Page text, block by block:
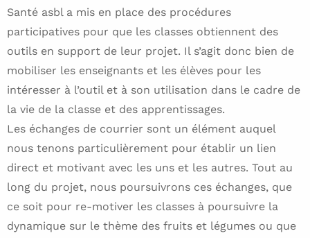
Santé asbl a mis en place des procédures
participatives pour que les classes obtiennent des
outils en support de leur projet. Il s’agit donc bien de
mobiliser les enseignants et les élèves pour les
intéresser à l’outil et à son utilisation dans le cadre de
la vie de la classe et des apprentissages.
Les échanges de courrier sont un élément auquel
nous tenons particulièrement pour établir un lien
direct et motivant avec les uns et les autres. Tout au
long du projet, nous poursuivrons ces échanges, que
ce soit pour re-motiver les classes à poursuivre la
dynamique sur le thème des fruits et légumes ou que